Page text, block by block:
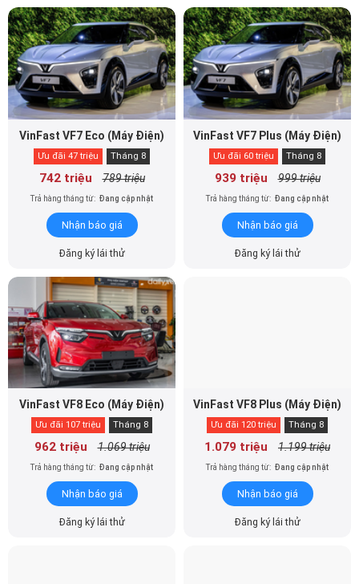
VinFast VF7 Eco (Máy Điện)
Ưu đãi 47 triệu Tháng 8
742 triệu 789 triệu
Trả hàng tháng từ: Đang cập nhật
Nhận báo giá
Đăng ký lái thử
VinFast VF7 Plus (Máy Điện)
Ưu đãi 60 triệu Tháng 8
939 triệu 999 triệu
Trả hàng tháng từ: Đang cập nhật
Nhận báo giá
Đăng ký lái thử
VinFast VF8 Eco (Máy Điện)
Ưu đãi 107 triệu Tháng 8
962 triệu 1.069 triệu
Trả hàng tháng từ: Đang cập nhật
Nhận báo giá
Đăng ký lái thử
VinFast VF8 Plus (Máy Điện)
Ưu đãi 120 triệu Tháng 8
1.079 triệu 1.199 triệu
Trả hàng tháng từ: Đang cập nhật
Nhận báo giá
Đăng ký lái thử